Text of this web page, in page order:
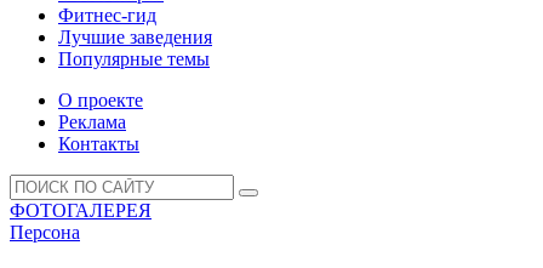
Фитнес-гид
Лучшие заведения
Популярные темы
О проекте
Реклама
Контакты
ФОТОГАЛЕРЕЯ
Персона